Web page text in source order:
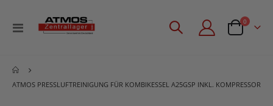
Navigation
0 Artikel
ATMOS PRESSLUFTREINIGUNG FÜR KOMBIKESSEL A25GSP INKL. KOMPRESSOR